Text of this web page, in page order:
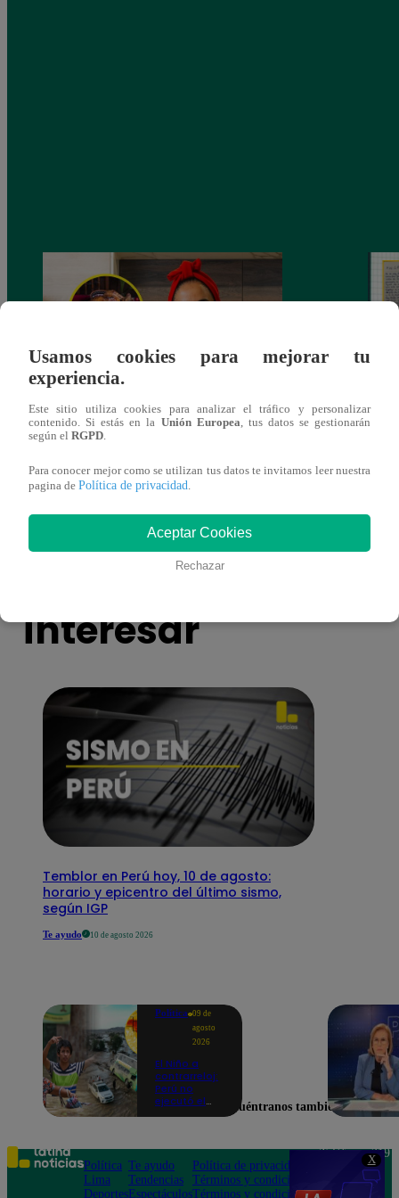
X
¿Por qué Nelly Rossinelli se volvió viral
antes de Navidad?
La
También te puede
interesar
Temblor en Perú hoy, 10 de agosto:
horario y epicentro del último sismo,
según IGP
Te ayudo 10 de agosto 2026
Política 09 de
agosto
2026
El Niño a
contrarreloj:
Perú no
ejecutó el
inundaciones
en puntos
críticos de
ríos
Usamos cookies para mejorar tu
experiencia.
Este sitio utiliza cookies para analizar el tráfico y personalizar
contenido. Si estás en la Unión Europea , tus datos se gestionarán
según el RGPD
Para conocer mejor como se utilizan tus datos te invitamos leer nuestra
pagina de Política de privacidad
Aceptar Cookies
Rechazar
Encuéntranos también en
Política
Lima
Deportes
Te ayudo
Tendencias
Espectáculos
Política de privacidad
Términos y condiciones
Términos y condiciones
Teléfono: 219
Av. San